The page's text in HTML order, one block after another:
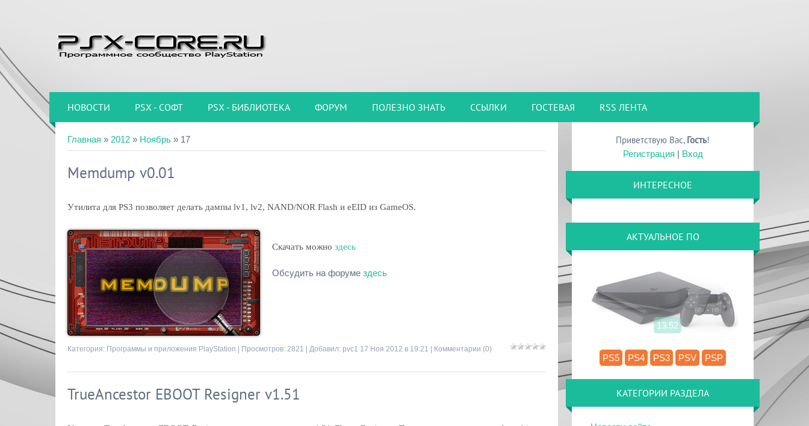
НОВОСТИ PSX - СОФТ PSX - БИБЛИОТЕКА ФОРУМ ПОЛЕЗНО ЗНАТЬ ССЫЛКИ ГОСТЕВАЯ RSS ЛЕНТА
Главная » 2012 » Ноябрь » 17
Memdump v0.01
Утилита для PS3 позволяет делать дампы lv1, lv2, NAND/NOR Flash и eEID из GameOS.
Скачать можно здесь
Обсудить на форуме здесь
Категория: Программы и приложения PlayStation | Просмотров: 2821 | Добавил: pvc1 17 Ноя 2012 в 19:21 | Комментарии (0)
TrueAncestor EBOOT Resigner v1.51
Приветствую Вас, Гость!
Регистрация | Вход
ИНТЕРЕСНОЕ
АКТУАЛЬНОЕ ПО
PS5 PS4 PS3 PSV PSP
КАТЕГОРИИ РАЗДЕЛА